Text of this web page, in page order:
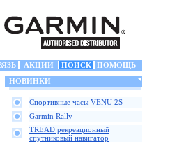
АКЦИИ ПОИСК
ПОМОЩЬ
НОВИНКИ
Спортивные часы VENU 2S
Garmin Rally
TREAD рекреационный
спутниковый навигатор